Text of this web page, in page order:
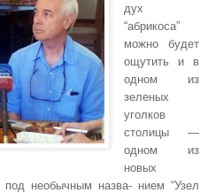
дух
“абрикоса”
можно будет
ощутить и в
одном из
зеленых
уголков
столицы —
одном из
новых
под необычным назва- нием “Узел